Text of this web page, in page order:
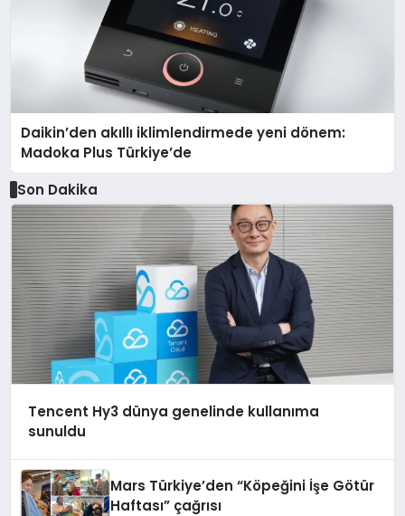
Daikin’den akıllı iklimlendirmede yeni dönem:
Madoka Plus Türkiye’de
Son Dakika
Tencent Hy3 dünya genelinde kullanıma
sunuldu
Mars Türkiye’den “Köpeğini İşe Götür
Haftası” çağrısı